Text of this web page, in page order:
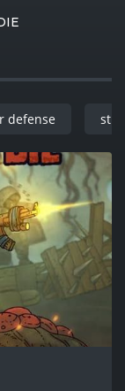
defense